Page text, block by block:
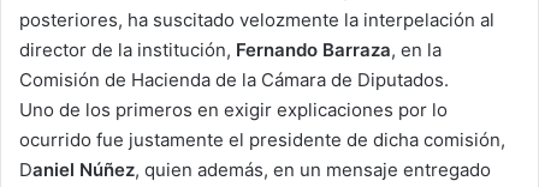
posteriores, ha suscitado velozmente la interpelación al
director de la institución, Fernando Barraza, en la
Comisión de Hacienda de la Cámara de Diputados.
Uno de los primeros en exigir explicaciones por lo
ocurrido fue justamente el presidente de dicha comisión,
Daniel Núñez, quien además, en un mensaje entregado